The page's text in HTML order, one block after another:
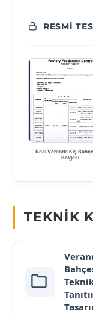
RESMI
Real Veranda Kış
Belgesi
TEKNIK